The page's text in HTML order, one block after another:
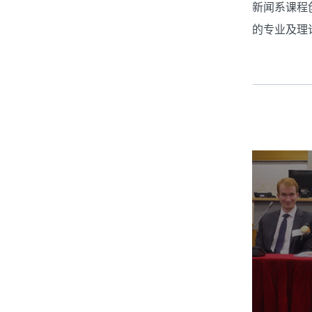
新闻系课程
的专业及